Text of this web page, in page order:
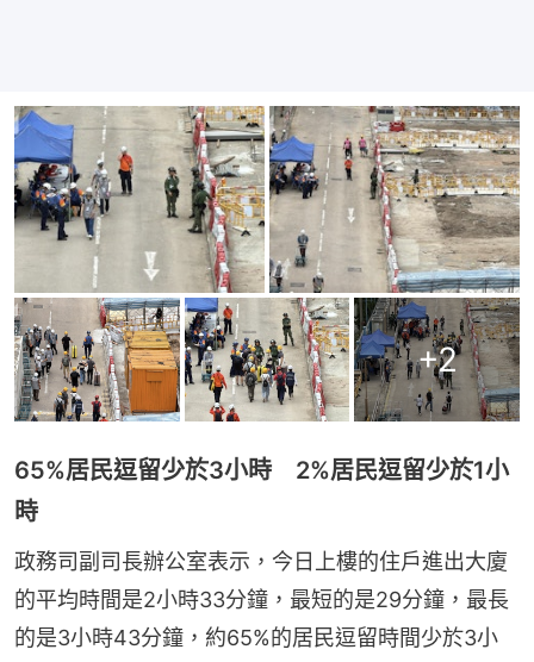
+2
65%居民逗留少於3小時 2%居民逗留少於1小
時
政務司副司長辦公室表示，今日上樓的住戶進出大廈
的平均時間是2小時33分鐘，最短的是29分鐘，最長
的是3小時43分鐘，約65%的居民逗留時間少於3小